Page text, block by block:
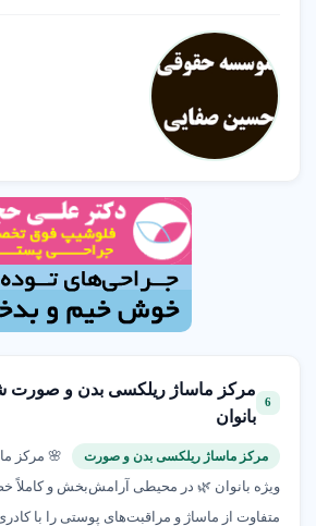
6
مرکز ماساژ ریلکسی بدن و صورت
بانوان
مرکز ماساژ ریلکسی بدن و صورت
🌸 مرکز
ویژه بانوان 🌿 در محیطی آرامش‌بخش و کاملاً
متفاوت از ماساژ و مراقبت‌های پوستی را با